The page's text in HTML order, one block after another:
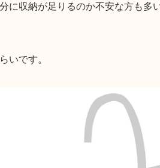
に収納が足りるのか不安な方も多
いです。